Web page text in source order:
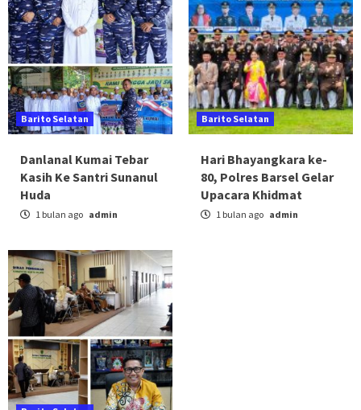
Barito Selatan
Danlanal Kumai Tebar
Kasih Ke Santri Sunanul
Huda
1 bulan ago admin
Barito Selatan
Hari Bhayangkara ke-
80, Polres Barsel Gelar
Upacara Khidmat
1 bulan ago admin